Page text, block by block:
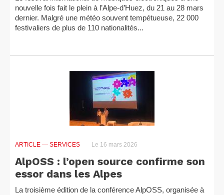
nouvelle fois fait le plein à l’Alpe-d’Huez, du 21 au 28 mars
dernier. Malgré une météo souvent tempétueuse, 22 000
festivaliers de plus de 110 nationalités...
ARTICLE — SERVICES Le 16 mars 2026
AlpOSS : l’open source confirme son
essor dans les Alpes
La troisième édition de la conférence AlpOSS, organisée à